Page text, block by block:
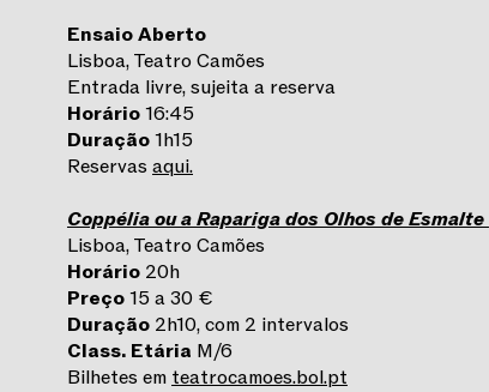
Ensaio Aberto
Lisboa, Teatro Camões
Entrada livre, sujeita a reserva
Horário16:45
Duração1h15
Reservas aqui.
Coppélia ou a Rapariga dos Olhos de Esmalte
Lisboa, Teatro Camões
Horário 20h
Preço15 a 30 €
Duração 2h10, com 2 intervalos
Class. Etária M/6
Bilhetes em teatrocamoes.bol.pt